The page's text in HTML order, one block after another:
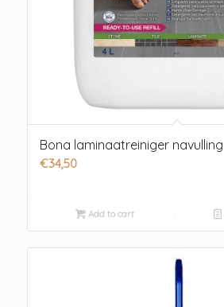
Bona laminaatreiniger navulling
€34,50
Add to cart